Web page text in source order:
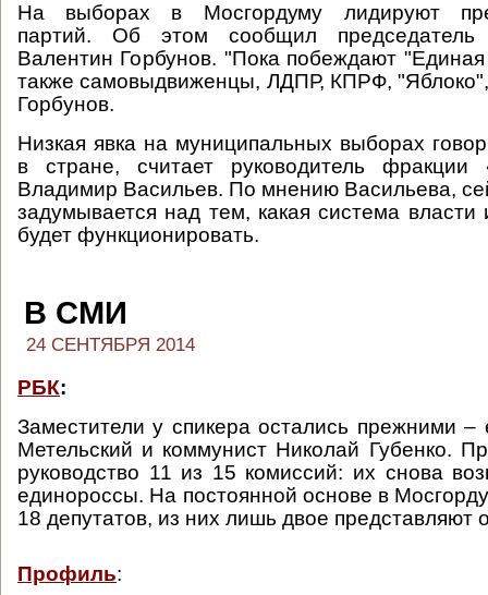
На выборах в Мосгордуму лидируют
партий. Об этом сообщил председатель
Валентин Горбунов. "Пока побеждают
также самовыдвиженцы, ЛДПР, КПРФ,
Горбунов.
Низкая явка на муниципальных выборах
в стране, считает руководитель фракции
Владимир Васильев. По мнению Васильева,
задумывается над тем, какая система власти
будет функционировать.
В СМИ
24 СЕНТЯБРЯ 2014
РБК:
Заместители у спикера остались прежними
Метельский и коммунист Николай Губенко.
руководство 11 из 15 комиссий: их снова
единороссы. На постоянной основе в
18 депутатов, из них лишь двое
Профиль: